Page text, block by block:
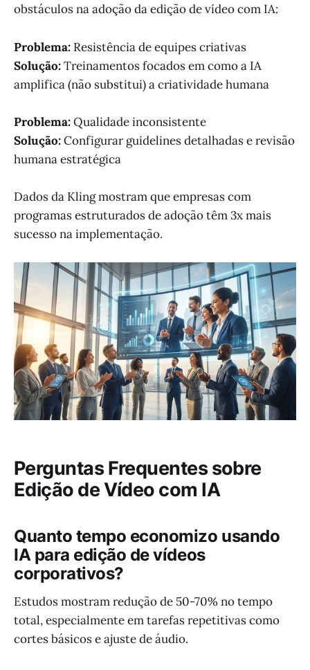
obstáculos na adoção da edição de vídeo com IA:
Problema: Resistência de equipes criativas
Solução:Treinamentos focados em como a IA
amplifica (não substitui) a criatividade humana
Problema:Qualidade inconsistente
Solução:Configurar guidelines detalhadas e revisão
humana estratégica
Dados da Kling mostram que empresas com
programas estruturados de adoção têm 3x mais
sucesso na implementação.
Perguntas Frequentes sobre
Edição de Vídeo com IA
Quanto tempo economizo usando
IA para edição de vídeos
corporativos?
Estudos mostram redução de 50-70% no tempo
total, especialmente em tarefas repetitivas como
cortes básicos e ajuste de áudio.